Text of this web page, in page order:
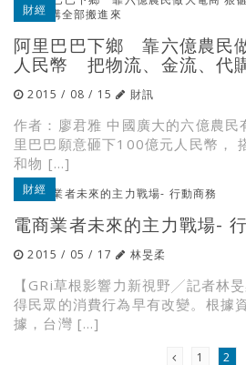
財經
阿里巴巴下鄉 靠六億農民
人民幣 把物流、金流、代
2015 / 08 / 15 財訊
作者：廖君雅 中國廣大的六億農民
里巴巴願意砸下100億元人民幣，
和物 […]
財經
電商業者未來的主力戰場-
2015 / 05 / 17 林旻柔
【GRi草根影響力新視野╱記者林
得民眾的消費行為早有改變。根據
據，台灣 […]
1 2